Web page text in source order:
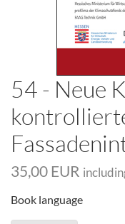
54 - Neue
35,00 EUR
Book language